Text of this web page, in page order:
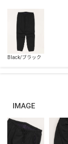
IMAGE